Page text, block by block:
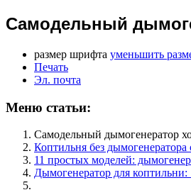
Самодельный
размер шрифта уменьшить
Печать
Эл. почта
Меню статьи:
Самодельный дымогенератор
Коптильня без
11 простых моделей:
Дымогенератор для